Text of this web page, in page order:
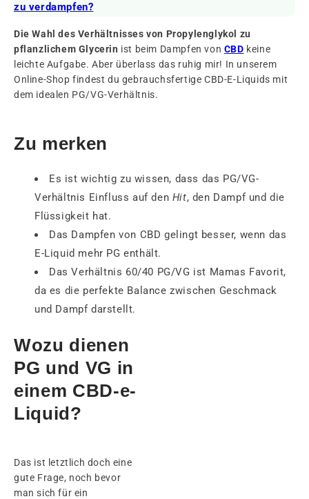
zu verdampfen?
Die Wahl des Verhältnisses von Propylenglykol zu
pflanzlichem Glycerin ist beim Dampfen von CBD keine
leichte Aufgabe. Aber überlass das ruhig mir! In unserem
Online-Shop findest du gebrauchsfertige CBD-E-Liquids mit
dem idealen PG/VG-Verhältnis.
Zu merken
Es ist wichtig zu wissen, dass das PG/VG-
Verhältnis Einfluss auf den Hit, den Dampf und die
Flüssigkeit hat.
Das Dampfen von CBD gelingt besser, wenn das
E-Liquid mehr PG enthält.
Das Verhältnis 60/40 PG/VG ist Mamas Favorit,
da es die perfekte Balance zwischen Geschmack
und Dampf darstellt.
Wozu dienen
PG und VG in
einem CBD-e-
Liquid?
Das ist letztlich doch eine
gute Frage, noch bevor
man sich für ein